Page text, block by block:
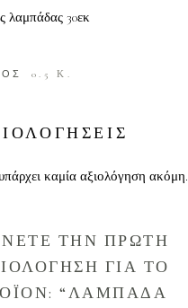
λαμπάδας 30εκ
0.5 Κ.
καμία αξιολόγηση ακόμη.
ΤΗΝ ΠΡΩΤΗ
ΓΙΑ ΤΟ
“ΛΑΜΠΑΔΑ